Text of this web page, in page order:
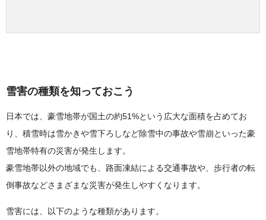
雪害の種類を知っておこう
日本では、豪雪地帯が国土の約51%という広大な面積を占めてお
り、積雪時は雪かきや雪下ろしなど除雪中の事故や雪崩といった豪
雪地帯特有の災害が発生します。
豪雪地帯以外の地域でも、路面凍結による交通事故や、歩行者の転
倒事故などさまざまな災害が発生しやすくなります。
雪害には、以下のような種類があります。